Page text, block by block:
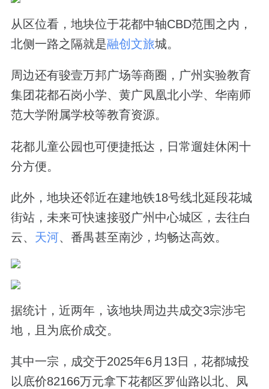
从区位看，地块位于花都中轴CBD范围之内，
北侧一路之隔就是融创文旅城。
周边还有骏壹万邦广场等商圈，广州实验教育
集团花都石岗小学、黄广凤凰北小学、华南师
范大学附属学校等教育资源。
花都儿童公园也可便捷抵达，日常遛娃休闲十
分方便。
此外，地块还邻近在建地铁18号线北延段花城
街站，未来可快速接驳广州中心城区，去往白
云、 天河、番禺甚至南沙，均畅达高效。
据统计，近两年，该地块周边共成交3宗涉宅
地，且为底价成交。
其中一宗，成交于2025年6月13日，花都城投
以底价82166万元拿下花都区罗仙路以北、凤